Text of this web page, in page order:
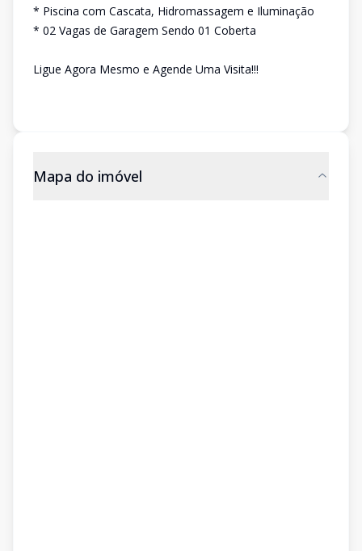
* Piscina com Cascata, Hidromassagem e Iluminação
* 02 Vagas de Garagem Sendo 01 Coberta
Ligue Agora Mesmo e Agende Uma Visita!!!
Mapa do imóvel